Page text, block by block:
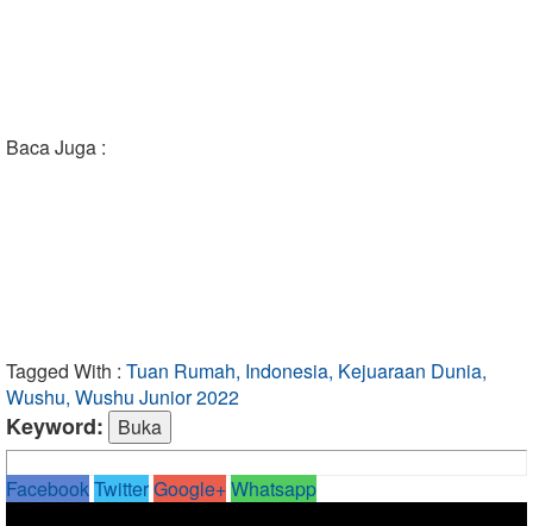
Baca Juga :
Tagged With : Tuan Rumah, Indonesia, Kejuaraan Dunia,
Wushu, Wushu Junior 2022
Keyword:
FacebookTwitterGoogle+Whatsapp